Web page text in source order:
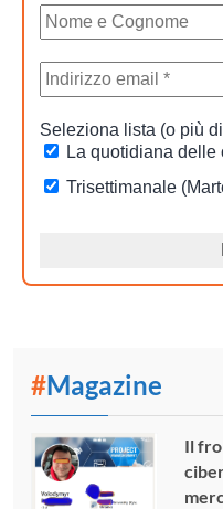
#Magazine
Il